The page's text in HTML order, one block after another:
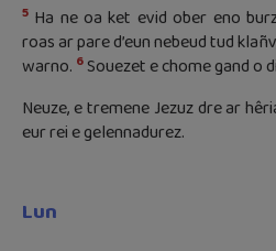
5 Ha ne oa ket evid ober eno
roas ar pare d’eun nebeud tud
warno. 6Souezet e chome gand o
Neuze, e tremene Jezuz dre ar
eur rei e gelennadurez.
Lun